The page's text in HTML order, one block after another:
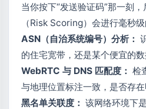
当你按下“发送验证码”那一刻
（Risk Scoring）会进行毫秒级
ASN（自治系统编号）分析：
的住宅宽带，还是某个便宜的数
WebRTC 与 DNS 匹配度： 检
与地理位置标注一致，是否存在
黑名单关联度： 该网络环境下